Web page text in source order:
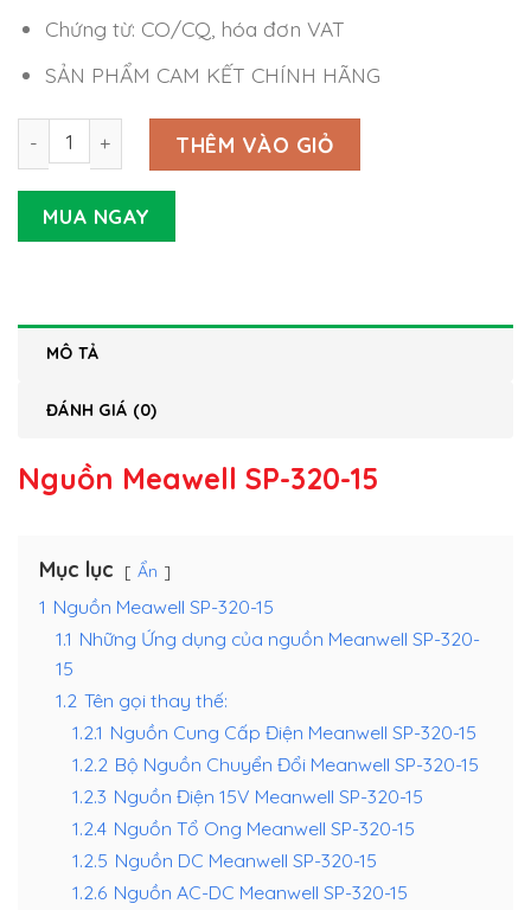
Chứng từ: CO/CQ, hóa đơn VAT
SẢN PHẨM CAM KẾT CHÍNH HÃNG
Nguồn Meanwell SP-320-15 (300W 15V 20A) số lượng
THÊM VÀO GIỎ
MUA NGAY
MÔ TẢ
ĐÁNH GIÁ (0)
Nguồn Meawell SP-320-15
Mục lục Ẩn
1 Nguồn Meawell SP-320-15
1.1 Những Ứng dụng của nguồn Meanwell SP-320-
15
1.2 Tên gọi thay thế:
1.2.1 Nguồn Cung Cấp Điện Meanwell SP-320-15
1.2.2 Bộ Nguồn Chuyển Đổi Meanwell SP-320-15
1.2.3 Nguồn Điện 15V Meanwell SP-320-15
1.2.4 Nguồn Tổ Ong Meanwell SP-320-15
1.2.5 Nguồn DC Meanwell SP-320-15
1.2.6 Nguồn AC-DC Meanwell SP-320-15